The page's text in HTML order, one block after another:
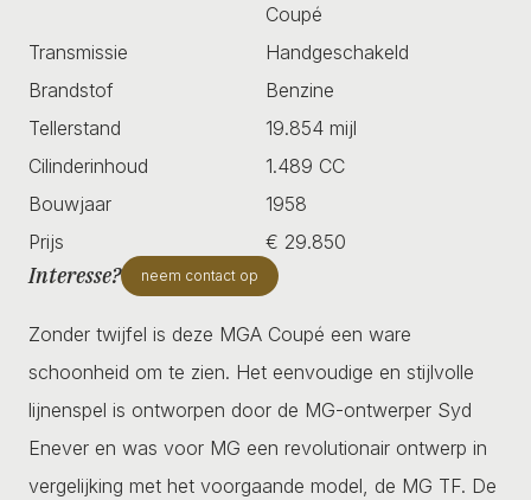
Coupé
Transmissie
Handgeschakeld
Brandstof
Benzine
Tellerstand
19.854 mijl
Cilinderinhoud
1.489 CC
Bouwjaar
1958
Prijs
€ 29.850
Interesse? neem contact op
Zonder twijfel is deze MGA Coupé een ware
schoonheid om te zien. Het eenvoudige en stijlvolle
lijnenspel is ontworpen door de MG-ontwerper Syd
Enever en was voor MG een revolutionair ontwerp in
vergelijking met het voorgaande model, de MG TF. De